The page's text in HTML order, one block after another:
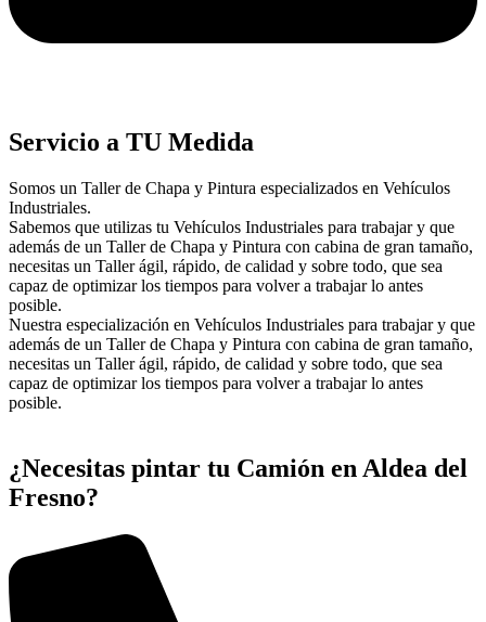
Servicio a TU Medida
Somos un Taller de Chapa y Pintura especializados en Vehículos
Industriales.
Sabemos que utilizas tu Vehículos Industriales para trabajar y que
además de un Taller de Chapa y Pintura con cabina de gran tamaño,
necesitas un Taller ágil, rápido, de calidad y sobre todo, que sea
capaz de optimizar los tiempos para volver a trabajar lo antes
posible.
Nuestra especialización en Vehículos Industriales para trabajar y que
además de un Taller de Chapa y Pintura con cabina de gran tamaño,
necesitas un Taller ágil, rápido, de calidad y sobre todo, que sea
capaz de optimizar los tiempos para volver a trabajar lo antes
posible.
¿Necesitas pintar tu Camión en Aldea del
Fresno?